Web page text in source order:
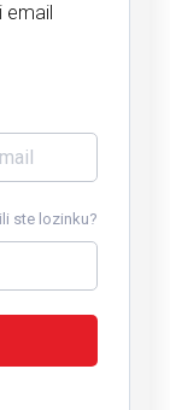
email
ste lozinku?